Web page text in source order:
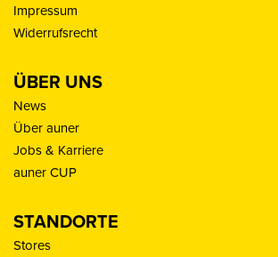
Impressum
Widerrufsrecht
ÜBER UNS
News
Über auner
Jobs & Karriere
auner CUP
STANDORTE
Stores